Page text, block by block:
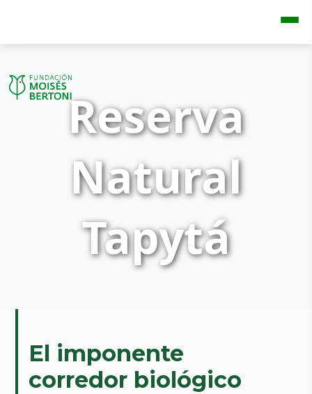
Reserva
Natural
Tapytá
El imponente
corredor biológico